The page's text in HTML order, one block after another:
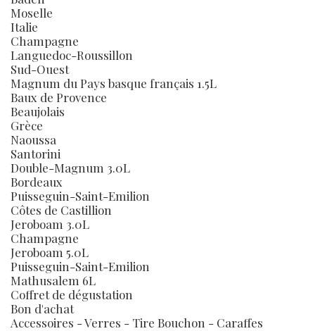
Moselle
Italie
Champagne
Languedoc-Roussillon
Sud-Ouest
Magnum du Pays basque français 1.5L
Baux de Provence
Beaujolais
Grèce
Naoussa
Santorini
Double-Magnum 3.0L
Bordeaux
Puisseguin-Saint-Emilion
Côtes de Castillion
Jeroboam 3.0L
Champagne
Jeroboam 5.0L
Puisseguin-Saint-Emilion
Mathusalem 6L
Coffret de dégustation
Bon d'achat
Accessoires - Verres - Tire Bouchon - Caraffes